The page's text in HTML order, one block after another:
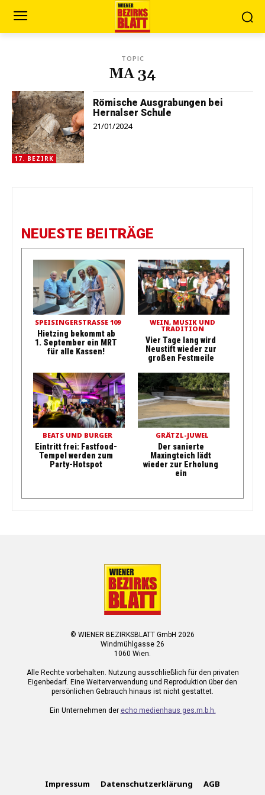
TOPIC
MA 34
17. BEZIRK
Römische Ausgrabungen bei
Hernalser Schule
21/01/2024
NEUESTE BEITRÄGE
SPEISINGERSTRASSE 109
Hietzing bekommt ab
1. September ein MRT
für alle Kassen!
WEIN, MUSIK UND
TRADITION
Vier Tage lang wird
Neustift wieder zur
großen Festmeile
BEATS UND BURGER
Eintritt frei: Fastfood-
Tempel werden zum
Party-Hotspot
GRÄTZL-JUWEL
Der sanierte
Maxingteich lädt
wieder zur Erholung
ein
© WIENER BEZIRKSBLATT GmbH 2026
Windmühlgasse 26
1060 Wien.
Alle Rechte vorbehalten. Nutzung ausschließlich für den privaten
Eigenbedarf. Eine Weiterverwendung und Reproduktion über den
persönlichen Gebrauch hinaus ist nicht gestattet.
Ein Unternehmen der echo medienhaus ges.m.b.h.
Impressum Datenschutzerklärung AGB